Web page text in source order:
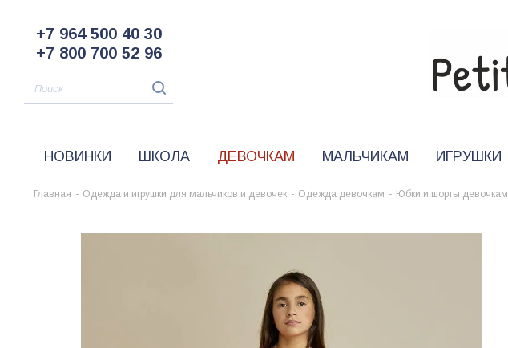
+7 964 500 40 30
+7 800 700 52 96
НОВИНКИ ШКОЛА ДЕВОЧКАМ МАЛЬЧИКАМ ИГРУШКИ
Главная - Одежда и игрушки для мальчиков и девочек - Одежда девочкам - Юбки и шорты девочкам